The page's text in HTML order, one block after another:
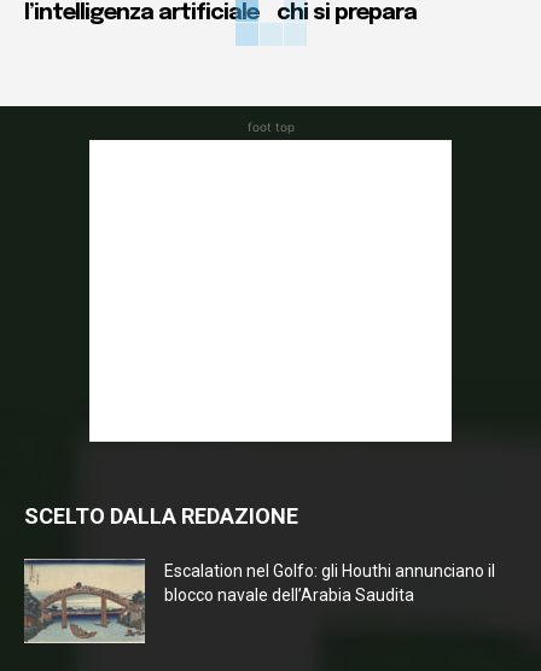
l’intelligenza artificiale
chi si prepara
foot top
SCELTO DALLA REDAZIONE
Escalation nel Golfo: gli Houthi annunciano il
blocco navale dell’Arabia Saudita